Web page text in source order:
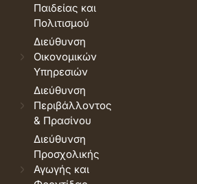
Παιδείας και
Πολιτισμού
Διεύθυνση
Οικονομικών
Υπηρεσιών
Διεύθυνση
Περιβάλλοντος
& Πρασίνου
Διεύθυνση
Προσχολικής
Αγωγής και